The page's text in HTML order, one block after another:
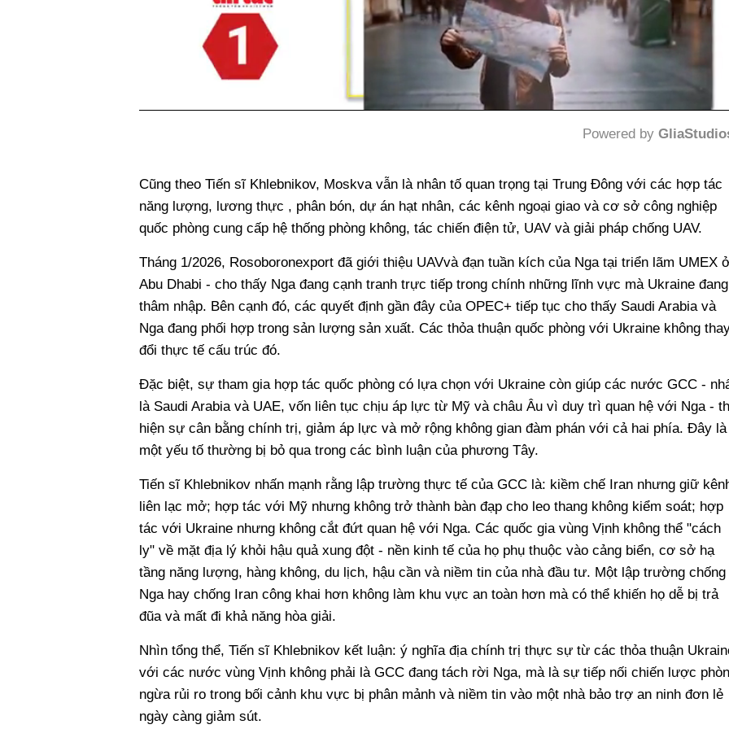
Powered by
Cũng theo Tiến sĩ Khlebnikov, Moskva vẫn là nhân tố quan trọng tại Trung Đông với các hợp tác
năng lượng, lương thực , phân bón, dự án hạt nhân, các kênh ngoại giao và cơ sở công nghiệp
quốc phòng cung cấp hệ thống phòng không, tác chiến điện tử, UAV và giải pháp chống UAV.
Tháng 1/2026, Rosoboronexport đã giới thiệu UAVvà đạn tuần kích của Nga tại triển lãm UMEX
Abu Dhabi - cho thấy Nga đang cạnh tranh trực tiếp trong chính những lĩnh vực mà Ukraine đang
thâm nhập. Bên cạnh đó, các quyết định gần đây của OPEC+ tiếp tục cho thấy Saudi Arabia và
Nga đang phối hợp trong sản lượng sản xuất. Các thỏa thuận quốc phòng với Ukraine không
đổi thực tế cấu trúc đó.
Đặc biệt, sự tham gia hợp tác quốc phòng có lựa chọn với Ukraine còn giúp các nước GCC -
là Saudi Arabia và UAE, vốn liên tục chịu áp lực từ Mỹ và châu Âu vì duy trì quan hệ với Nga -
hiện sự cân bằng chính trị, giảm áp lực và mở rộng không gian đàm phán với cả hai phía. Đây là
một yếu tố thường bị bỏ qua trong các bình luận của phương Tây.
Tiến sĩ Khlebnikov nhấn mạnh rằng lập trường thực tế của GCC là: kiềm chế Iran nhưng giữ
liên lạc mở; hợp tác với Mỹ nhưng không trở thành bàn đạp cho leo thang không kiểm soát; hợp
tác với Ukraine nhưng không cắt đứt quan hệ với Nga. Các quốc gia vùng Vịnh không thể "cách
ly" về mặt địa lý khỏi hậu quả xung đột - nền kinh tế của họ phụ thuộc vào cảng biển, cơ sở hạ
tầng năng lượng, hàng không, du lịch, hậu cần và niềm tin của nhà đầu tư. Một lập trường chống
Nga hay chống Iran công khai hơn không làm khu vực an toàn hơn mà có thể khiến họ dễ bị trả
đũa và mất đi khả năng hòa giải.
Nhìn tổng thể, Tiến sĩ Khlebnikov kết luận: ý nghĩa địa chính trị thực sự từ các thỏa thuận
với các nước vùng Vịnh không phải là GCC đang tách rời Nga, mà là sự tiếp nối chiến lược
ngừa rủi ro trong bối cảnh khu vực bị phân mảnh và niềm tin vào một nhà bảo trợ an ninh đơn lẻ
ngày càng giảm sút.